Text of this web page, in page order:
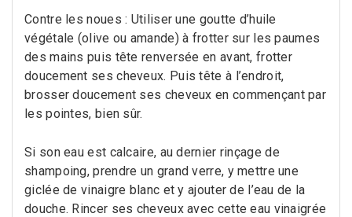
Contre les noues : Utiliser une goutte d’huile
végétale (olive ou amande) à frotter sur les paumes
des mains puis tête renversée en avant, frotter
doucement ses cheveux. Puis tête à l’endroit,
brosser doucement ses cheveux en commençant par
les pointes, bien sûr.
Si son eau est calcaire, au dernier rinçage de
shampoing, prendre un grand verre, y mettre une
giclée de vinaigre blanc et y ajouter de l’eau de la
douche. Rincer ses cheveux avec cette eau vinaigrée